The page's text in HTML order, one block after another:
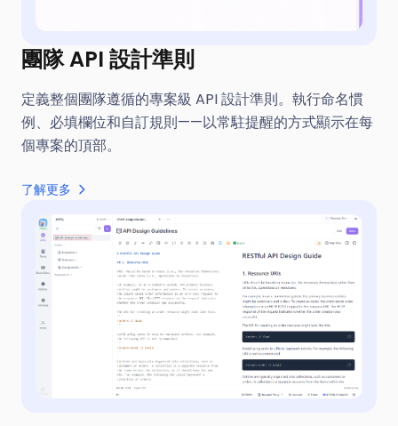
團隊 API 設計準則
定義整個團隊遵循的專案級 API 設計準則。執行命名慣
例、必填欄位和自訂規則——以常駐提醒的方式顯示在每
個專案的頂部。
了解更多